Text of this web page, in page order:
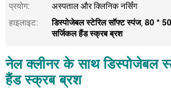
प्रयोग:
अस्पताल और क्लिनिक नर्सिंग
हाइलाइट:
डिस्पोजेबल स्टेरिल सॉफ्ट स्पंज, 80 *
सर्जिकल हैंड स्क्रब ब्रश
नेल क्लीनर के साथ डिस्पोजेबल
हैंड स्क्रब ब्रश